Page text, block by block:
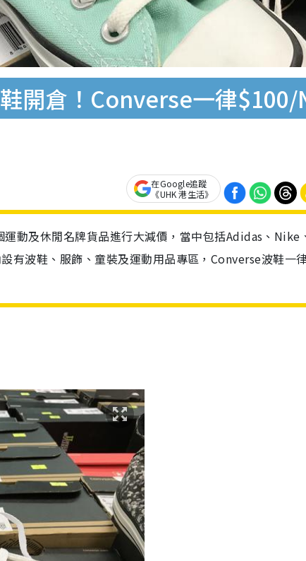
鞋開倉！Converse一律
在Google追蹤
《UHK 港生活》
動及休閒名牌貨品進行大減價，當中包括Adidas、Nike
波鞋、服飾、童裝及運動用品專區，Converse波鞋一